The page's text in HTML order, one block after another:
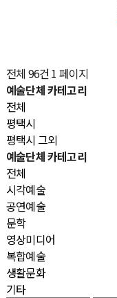
전체 96건 1 페이지
예술단체 카테고리
전체
평택시
평택시 그외
예술단체 카테고리
전체
시각예술
공연예술
문학
영상미디어
복합예술
생활문화
기타